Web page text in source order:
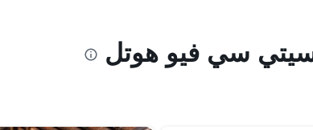
سيتي سي فيو هوتل